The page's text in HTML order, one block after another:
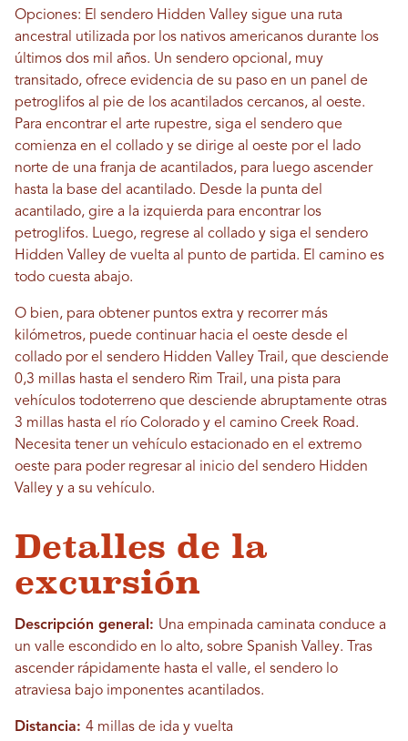
Opciones: El sendero Hidden Valley sigue una ruta
ancestral utilizada por los nativos americanos durante los
últimos dos mil años. Un sendero opcional, muy
transitado, ofrece evidencia de su paso en un panel de
petroglifos al pie de los acantilados cercanos, al oeste.
Para encontrar el arte rupestre, siga el sendero que
comienza en el collado y se dirige al oeste por el lado
norte de una franja de acantilados, para luego ascender
hasta la base del acantilado. Desde la punta del
acantilado, gire a la izquierda para encontrar los
petroglifos. Luego, regrese al collado y siga el sendero
Hidden Valley de vuelta al punto de partida. El camino es
todo cuesta abajo.
O bien, para obtener puntos extra y recorrer más
kilómetros, puede continuar hacia el oeste desde el
collado por el sendero Hidden Valley Trail, que desciende
0,3 millas hasta el sendero Rim Trail, una pista para
vehículos todoterreno que desciende abruptamente otras
3 millas hasta el río Colorado y el camino Creek Road.
Necesita tener un vehículo estacionado en el extremo
oeste para poder regresar al inicio del sendero Hidden
Valley y a su vehículo.
Detalles de la
excursión
Descripción general: Una empinada caminata conduce a
un valle escondido en lo alto, sobre Spanish Valley. Tras
ascender rápidamente hasta el valle, el sendero lo
atraviesa bajo imponentes acantilados.
Distancia: 4 millas de ida y vuelta